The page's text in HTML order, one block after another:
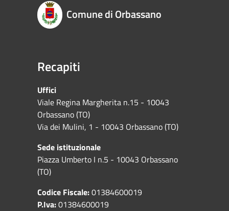
Comune di Orbassano
Recapiti
Uffici
Viale Regina Margherita n.15 - 10043
Orbassano (TO)
Via dei Mulini, 1 - 10043 Orbassano (TO)
Sede istituzionale
Piazza Umberto I n.5 - 10043 Orbassano
(TO)
Codice Fiscale:01384600019
P.Iva:01384600019